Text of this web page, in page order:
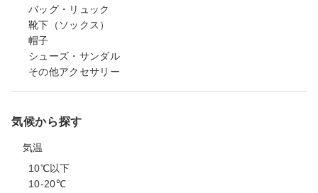
バッグ・リュック
靴下（ソックス）
帽子
シューズ・サンダル
その他アクセサリー
気候から探す
気温
10℃以下
10-20℃